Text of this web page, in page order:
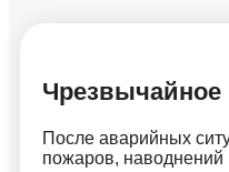
Чрезвычайное
После аварийных
пожаров, наводнений